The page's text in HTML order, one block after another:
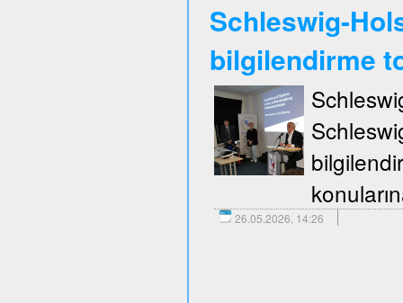
Schleswig-
bilgilendirme
26.05.2026, 14:26